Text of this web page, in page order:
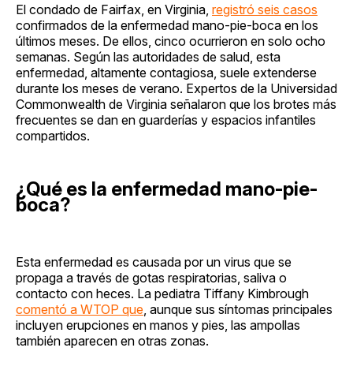
El condado de Fairfax, en Virginia, registró seis casos
confirmados de la enfermedad mano-pie-boca en los
últimos meses. De ellos, cinco ocurrieron en solo ocho
semanas. Según las autoridades de salud, esta
enfermedad, altamente contagiosa, suele extenderse
durante los meses de verano. Expertos de la Universidad
Commonwealth de Virginia señalaron que los brotes más
frecuentes se dan en guarderías y espacios infantiles
compartidos.
¿Qué es la enfermedad mano-pie-
boca?
Esta enfermedad es causada por un virus que se
propaga a través de gotas respiratorias, saliva o
contacto con heces. La pediatra Tiffany Kimbrough
comentó a WTOP que , aunque sus síntomas principales
incluyen erupciones en manos y pies, las ampollas
también aparecen en otras zonas.